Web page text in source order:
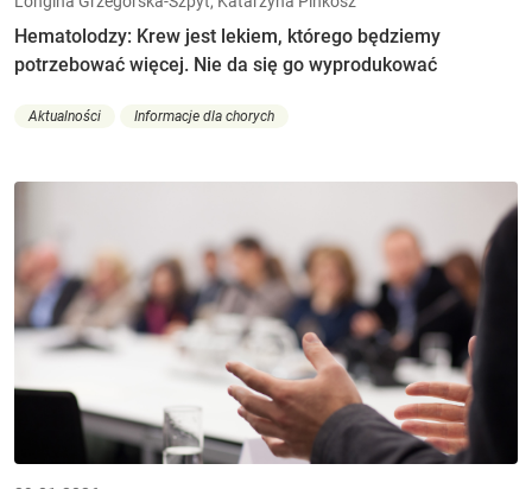
Hematolodzy: Krew jest lekiem, którego będziemy
potrzebować więcej. Nie da się go wyprodukować
Aktualności Informacje dla chorych